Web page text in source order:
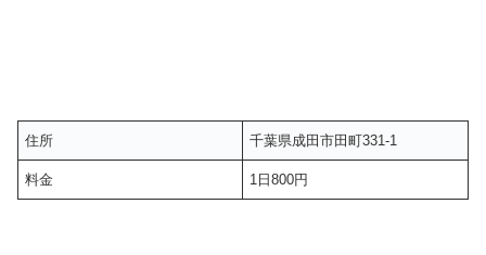
住所 千葉県成田市田町331-1
料金 1日800円